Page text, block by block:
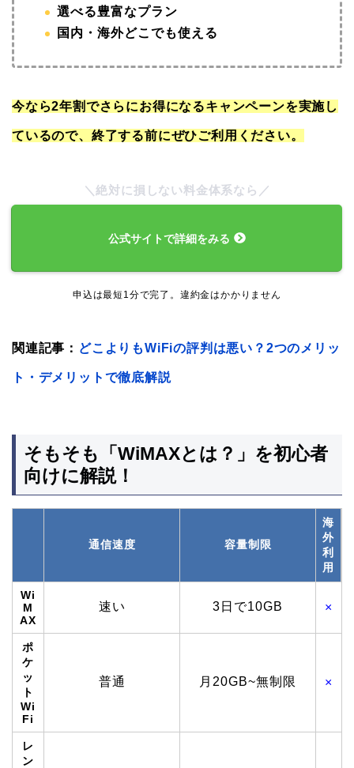
選べる豊富なプラン
国内・海外どこでも使える
今なら2年割でさらにお得になるキャンペーンを実施し
ているので、終了する前にぜひご利用ください。
＼絶対に損しない料金体系なら／
公式サイトで詳細をみる
申込は最短1分で完了。違約金はかかりません
関連記事： どこよりもWiFiの評判は悪い？2つのメリッ
ト・デメリットで徹底解説
そもそも「WiMAXとは？」を初心者
向けに解説！
通信速度 容量制限
海
外
利
用
Wi
M
AX
速い 3日で10GB ×
ポ
ケ
ッ
ト
Wi
Fi
普通 月20GB~無制限 ×
レ
ン